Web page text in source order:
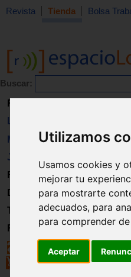
Utilizamos
Usamos cookies y
mejorar tu
para mostrarte
adecuados, para
para comprender
Aceptar
Revista Tienda Bolsa
Buscar:
Revista
Libros
Material
Juguetes
Formación
Directorio
Trabajo
Registro